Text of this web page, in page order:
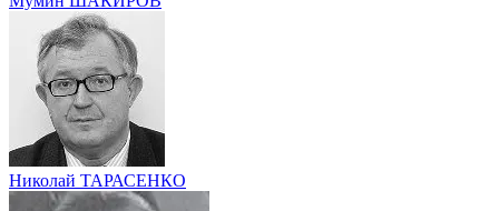
Николай ТАРАСЕНКО